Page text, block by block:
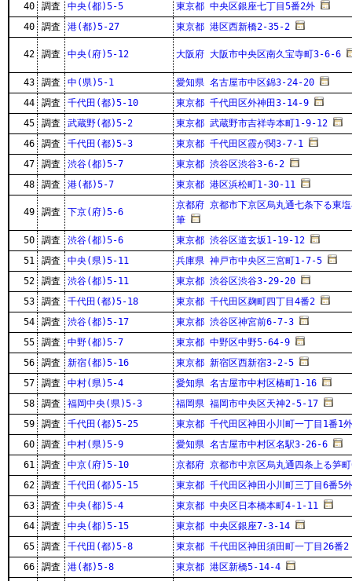
40
調査 中央(都)5-5
東京都 中央区銀座七丁目5番2外
40
調査 港(都)5-27 東京都 港区西新橋2-35-2
42 調査 中央(府)5-12 大阪府 大阪市中央区南久宝寺町3-6-6
43 調査 中(県)5-1
愛知県 名古屋市中区錦3-24-20
44
調査 千代田(都)5-10
東京都 千代田区外神田3-14-9
45
調査 武蔵野(都)5-2
東京都 武蔵野市吉祥寺本町1-9-12
46
調査 千代田(都)5-3
東京都 千代田区霞が関3-7-1
47
調査 渋谷(都)5-7
東京都 渋谷区渋谷3-6-2
48
調査 港(都)5-7 東京都 港区浜松町1-30-11
49 調査 下京(府)5-6
京都府 京都市下京区烏丸通七条下る東
筆
50
調査 渋谷(都)5-6
東京都 渋谷区道玄坂1-19-12
51
調査 中央(県)5-11
兵庫県 神戸市中央区三宮町1-7-5
52
調査 渋谷(都)5-11
東京都 渋谷区渋谷3-29-20
53
調査 千代田(都)5-18
東京都 千代田区麹町四丁目4番2
54
調査 渋谷(都)5-17
東京都 渋谷区神宮前6-7-3
55
調査 中野(都)5-7
東京都 中野区中野5-64-9
56
調査 新宿(都)5-16
東京都 新宿区西新宿3-2-5
57
調査 中村(県)5-4
愛知県 名古屋市中村区椿町1-16
58
調査 福岡中央(県)5-3
福岡県 福岡市中央区天神2-5-17
59
調査 千代田(都)5-25
東京都 千代田区神田小川町一丁目1番1外
60
調査 中村(県)5-9
愛知県 名古屋市中村区名駅3-26-6
61
調査 中京(府)5-10
京都府 京都市中京区烏丸通四条上る笋
62
調査 千代田(都)5-15
東京都 千代田区神田小川町三丁目6番5外
63
調査 中央(都)5-4
東京都 中央区日本橋本町4-1-11
64
調査 中央(都)5-15
東京都 中央区銀座7-3-14
65
調査 千代田(都)5-8
東京都 千代田区神田須田町一丁目26番2
66
調査 港(都)5-8
東京都 港区新橋5-14-4